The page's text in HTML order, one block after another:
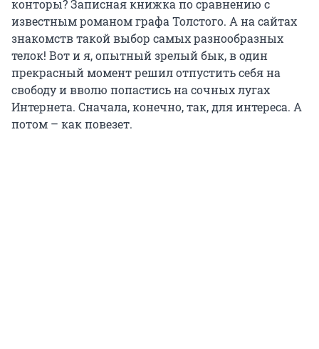
конторы? Записная книжка по сравнению с
известным романом графа Толстого. А на сайтах
знакомств такой выбор самых разнообразных
телок! Вот и я, опытный зрелый бык, в один
прекрасный момент решил отпустить себя на
свободу и вволю попастись на сочных лугах
Интернета. Сначала, конечно, так, для интереса. А
потом – как повезет.